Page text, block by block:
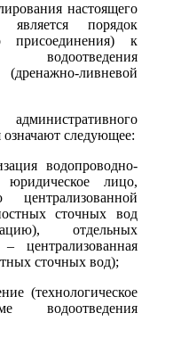
настоящего
является порядок
присоединения) к
водоотведения
ливневой
означают следующее:
водопроводно-
юридическое лицо,
централизованной
сточных вод
отдельных
– централизованная
сточных вод);
(технологическое
водоотведения